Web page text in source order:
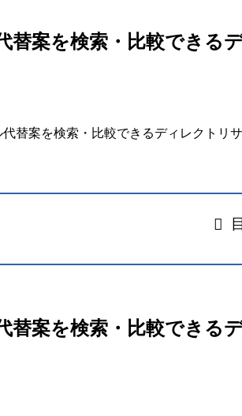
替案を検索・比較できる
替案を検索・比較できる